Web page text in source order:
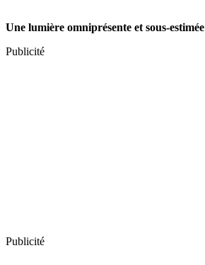
Une lumière omniprésente et sous-estimée
Publicité
Publicité